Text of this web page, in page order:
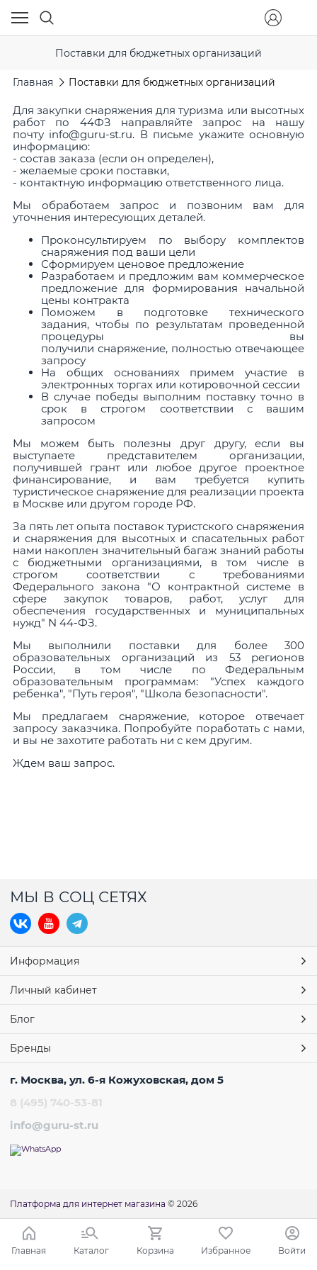
Поставки для бюджетных организаций
Главная Поставки для бюджетных организаций
Для закупки снаряжения для туризма или высотных
работ по 44ФЗ направляйте запрос на нашу
почту info@guru-st.ru. В письме укажите основную
информацию:
- состав заказа (если он определен),
- желаемые сроки поставки,
- контактную информацию ответственного лица.
Мы обработаем запрос и позвоним вам для
уточнения интересующих деталей.
Проконсультируем по выбору комплектов
снаряжения под ваши цели
Сформируем ценовое предложение
Разработаем и предложим вам коммерческое
предложение для формирования начальной
цены контракта
Поможем в подготовке технического
задания, чтобы по результатам проведенной
процедуры вы
получили снаряжение, полностью отвечающее
запросу
На общих основаниях примем участие в
электронных торгах или котировочной сессии
В случае победы выполним поставку точно в
срок в строгом соответствии с вашим
запросом
Мы можем быть полезны друг другу, если вы
выступаете представителем организации,
получившей грант или любое другое проектное
финансирование, и вам требуется купить
туристическое снаряжение для реализации проекта
в Москве или другом городе РФ.
За пять лет опыта поставок туристского снаряжения
и снаряжения для высотных и спасательных работ
нами накоплен значительный багаж знаний работы
с бюджетными организациями, в том числе в
строгом соответствии с требованиями
Федерального закона "О контрактной системе в
сфере закупок товаров, работ, услуг для
обеспечения государственных и муниципальных
нужд" N 44-ФЗ.
Мы выполнили поставки для более 300
образовательных организаций из 53 регионов
России, в том числе по Федеральным
образовательным программам: "Успех каждого
ребенка", "Путь героя", "Школа безопасности".
Мы предлагаем снаряжение, которое отвечает
запросу заказчика. Попробуйте поработать с нами,
и вы не захотите работать ни с кем другим.
Ждем ваш запрос.
МЫ В СОЦ СЕТЯХ
Информация
Личный кабинет
Блог
Бренды
г. Москва, ул. 6-я Кожуховская, дом 5
8 (495) 740-53-81
info@guru-st.ru
Платформа для интернет магазина © 2026
Главная Каталог Корзина Избранное Войти